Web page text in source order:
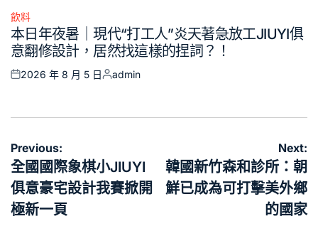
Posted
in
飲料
本日年夜暑｜現代“打工人”炎天著急放工JIUYI俱
意翻修設計，居然找這樣的捏詞？！
Posted
2026 年 8 月 5 日
Posted
admin
文
章
導
覽
Previous:
全國國際象棋小JIUYI
俱意豪宅設計我賽掀開
極新一頁
Next:
韓國新竹森和診所：朝
鮮已成為可打擊美外鄉
的國家